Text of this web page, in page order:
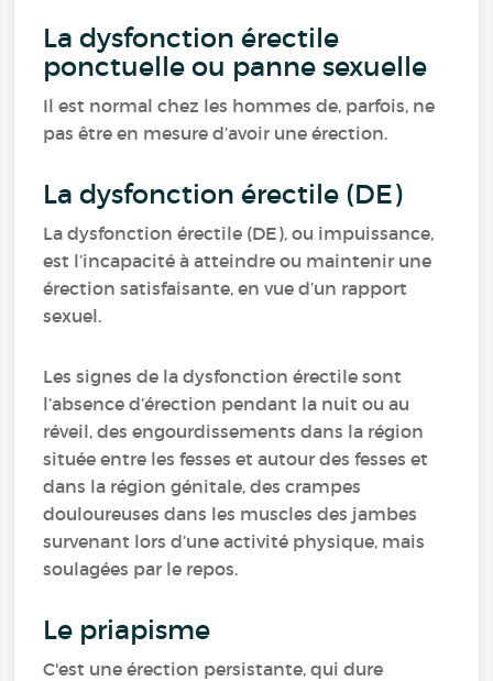
La dysfonction érectile
ponctuelle ou panne sexuelle
Il est normal chez les hommes de, parfois, ne
pas être en mesure d’avoir une érection.
La dysfonction érectile (DE)
La dysfonction érectile (DE), ou impuissance,
est l’incapacité à atteindre ou maintenir une
érection satisfaisante, en vue d’un rapport
sexuel.
Les signes de la dysfonction érectile sont
l’absence d’érection pendant la nuit ou au
réveil, des engourdissements dans la région
située entre les fesses et autour des fesses et
dans la région génitale, des crampes
douloureuses dans les muscles des jambes
survenant lors d’une activité physique, mais
soulagées par le repos.
Le priapisme
C'est une érection persistante, qui dure